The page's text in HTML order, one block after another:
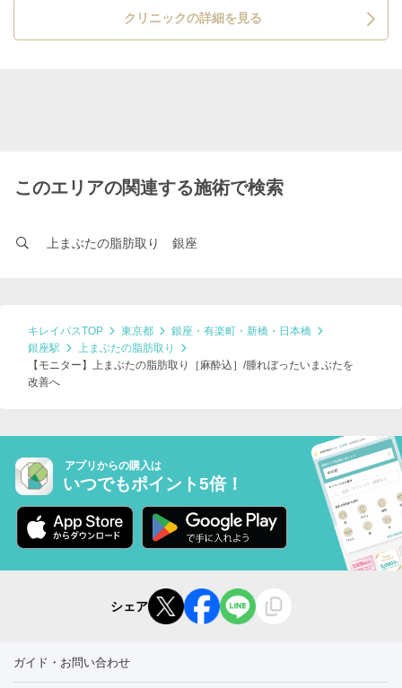
クリニックの詳細を見る
このエリアの関連する施術で検索
上まぶたの脂肪取り 銀座
キレイパスTOP 東京都
銀座・有楽町・新橋・日本橋
銀座駅
上まぶたの脂肪取り
【モニター】上まぶたの脂肪取り［麻酔込］/腫れぼったいまぶたを
改善へ
アプリからの購入は
いつでもポイント5倍！
シェア
ガイド・お問い合わせ